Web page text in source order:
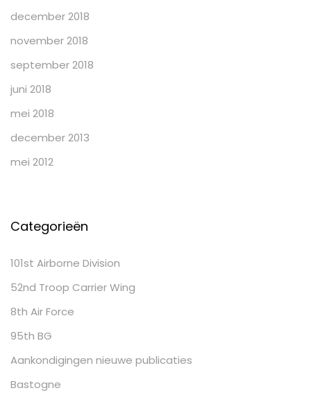
december 2018
november 2018
september 2018
juni 2018
mei 2018
december 2013
mei 2012
Categorieën
101st Airborne Division
52nd Troop Carrier Wing
8th Air Force
95th BG
Aankondigingen nieuwe publicaties
Bastogne